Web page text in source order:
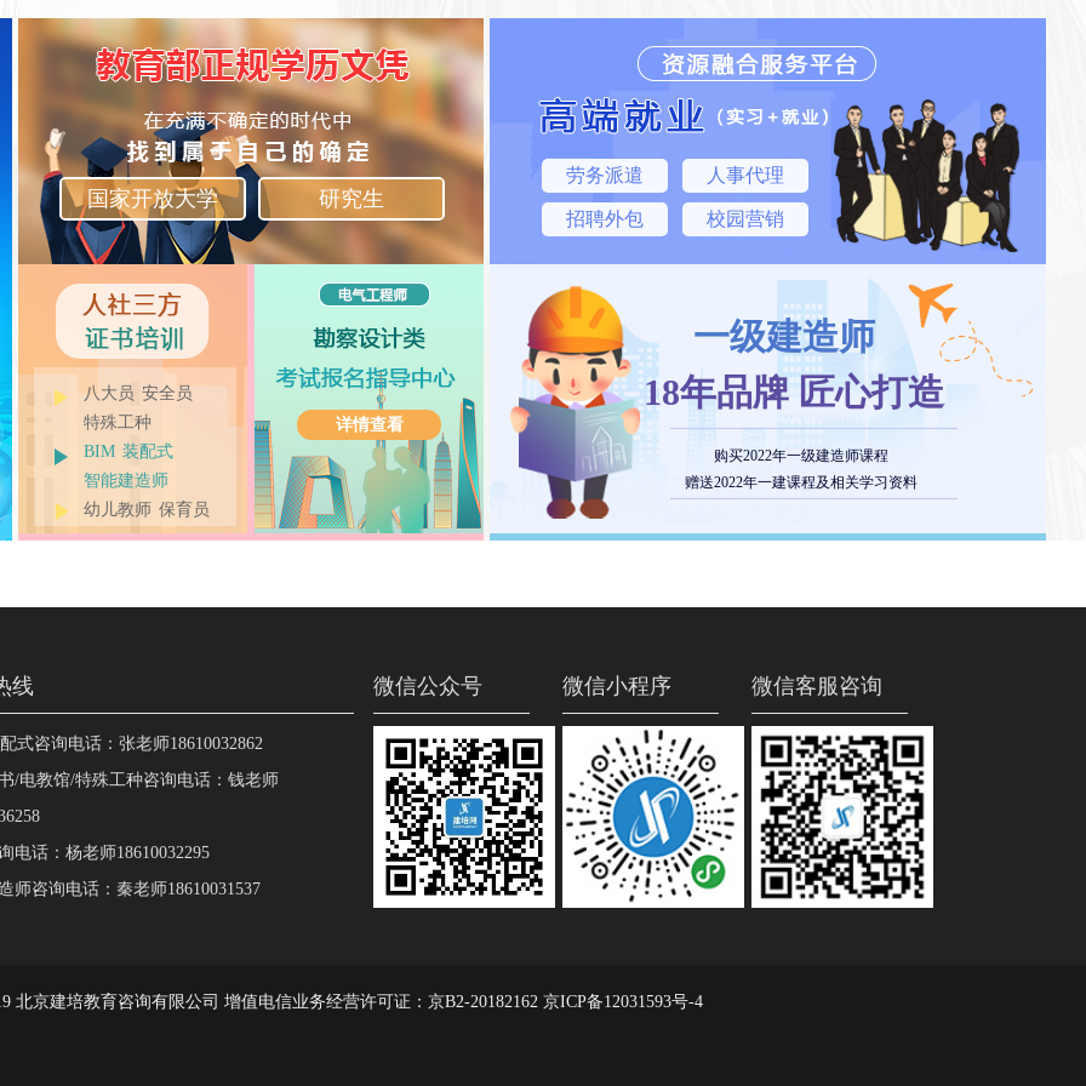
国家开放大学 研究生
八大员 安全员
特殊工种
BIM 装配式
智能建造师
幼儿教师 保育员
详情查看
劳务派遣 人事代理
招聘外包 校园营销
一级建造师
18年品牌 匠心打造
购买2022年一级建造师课程
赠送2022年一建课程及相关学习资料
线
式咨询电话：张老师18610032862
/电教馆/特殊工种咨询电话：钱老师
电话：杨老师18610032295
师咨询电话：秦老师18610031537
微信公众号 微信小程序 微信客服咨询
北京建培教育咨询有限公司 增值电信业务经营许可证：京B2-20182162 京ICP备12031593号-4